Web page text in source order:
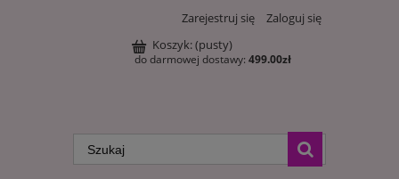
Zarejestruj się
Zaloguj się
Koszyk:(pusty)
do darmowej dostawy: 499.00zł